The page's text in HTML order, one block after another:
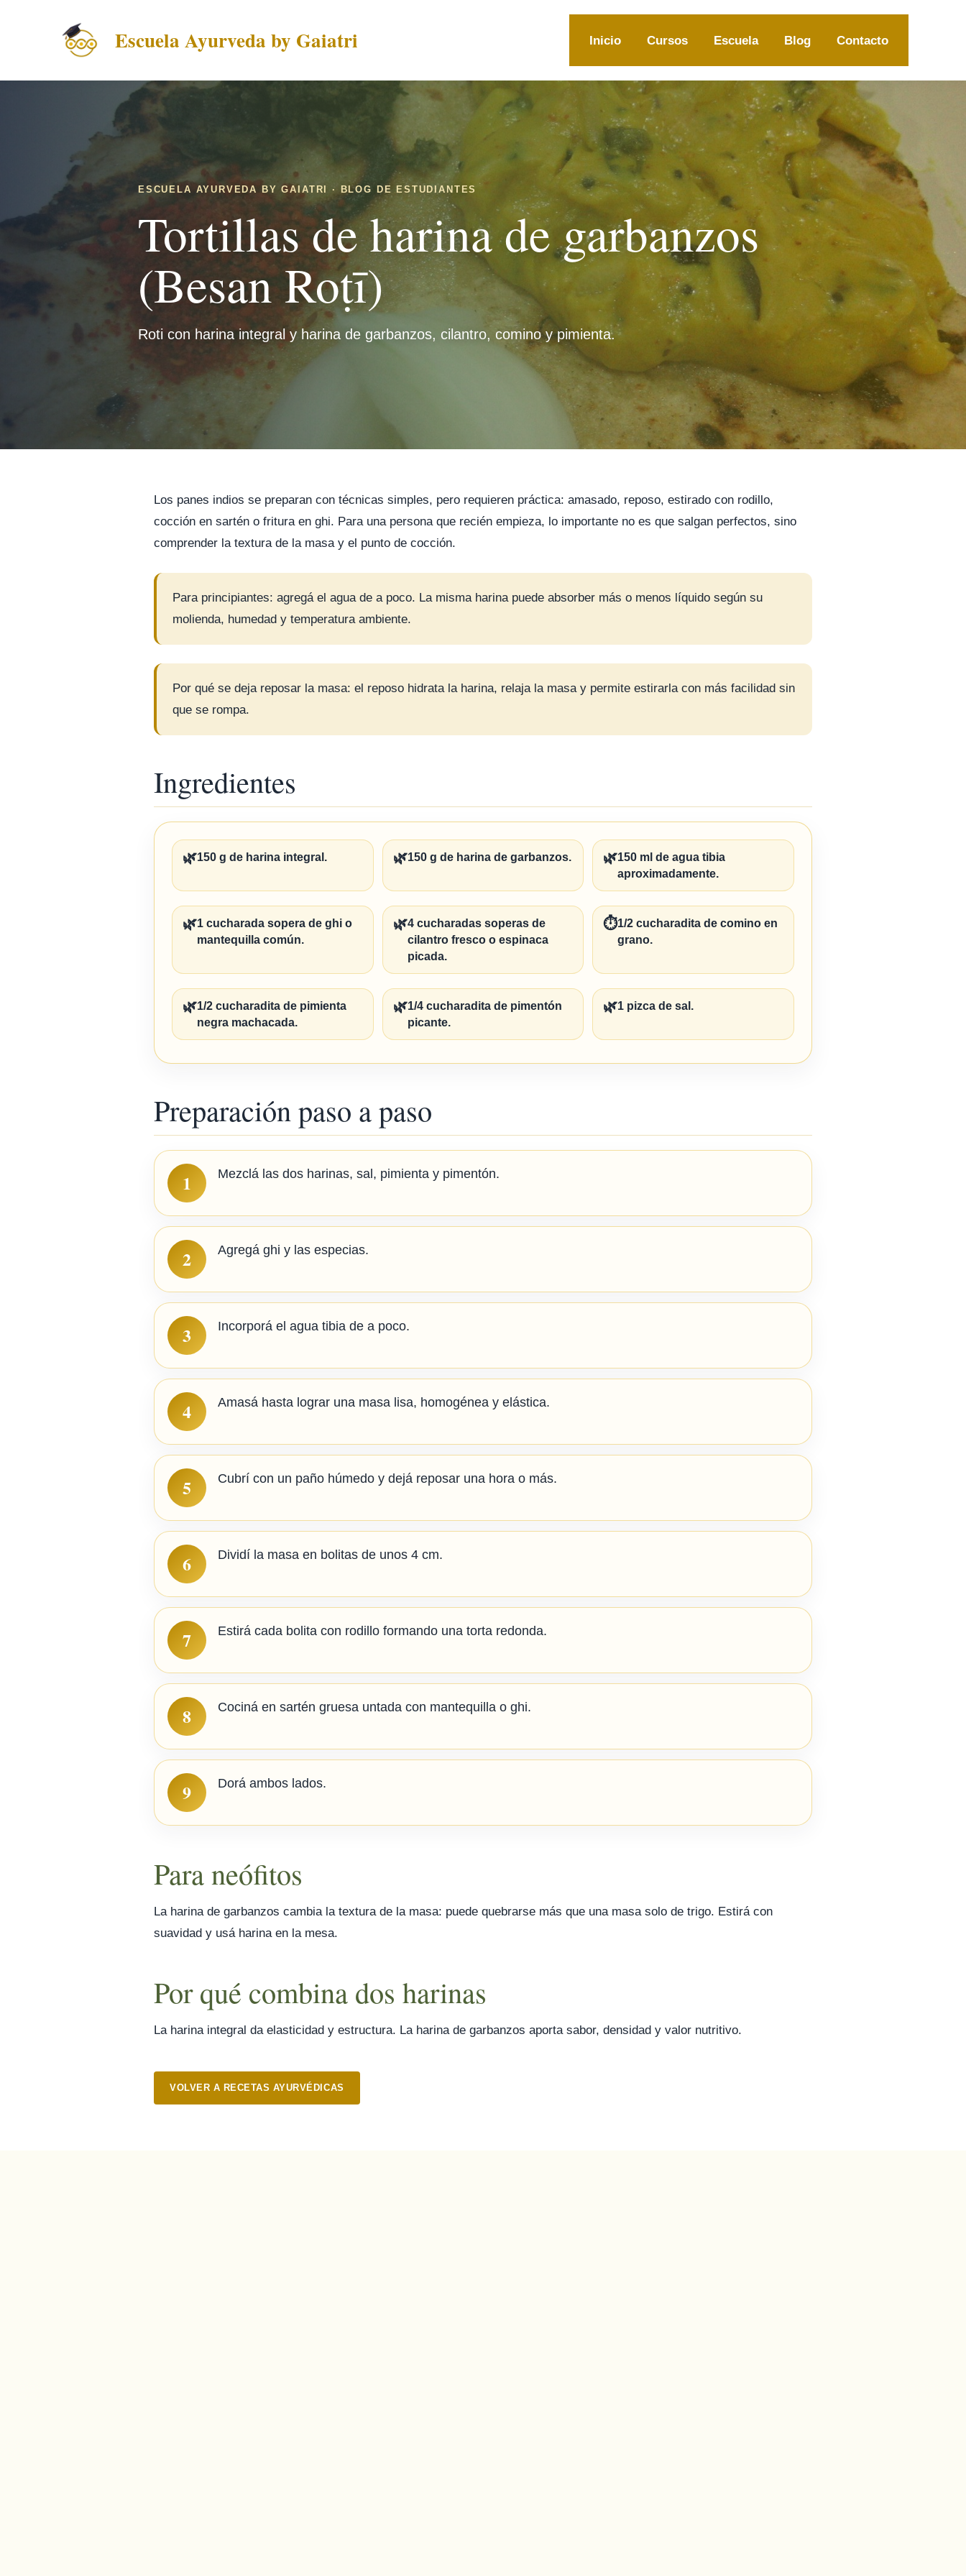
Escuela Ayurveda by Gaiatri Inicio Cursos Escuela Blog Contacto
ESCUELA AYURVEDA BY GAIATRI · BLOG DE ESTUDIANTES
Tortillas de harina de garbanzos
(Besan Roṭī)
Roti con harina integral y harina de garbanzos, cilantro, comino y pimienta.
Los panes indios se preparan con técnicas simples, pero requieren práctica: amasado, reposo, estirado con rodillo,
cocción en sartén o fritura en ghi. Para una persona que recién empieza, lo importante no es que salgan perfectos, sino
comprender la textura de la masa y el punto de cocción.
Para principiantes: agregá el agua de a poco. La misma harina puede absorber más o menos líquido según su
molienda, humedad y temperatura ambiente.
Por qué se deja reposar la masa: el reposo hidrata la harina, relaja la masa y permite estirarla con más facilidad sin
que se rompa.
Ingredientes
🌿150 g de harina integral. 🌿150 g de harina de garbanzos. 🌿150 ml de agua tibia
aproximadamente.
🌿1 cucharada sopera de ghi o
mantequilla común.
🌿4 cucharadas soperas de
cilantro fresco o espinaca
picada.
⏱️1/2 cucharadita de comino en
grano.
🌿1/2 cucharadita de pimienta
negra machacada.
🌿1/4 cucharadita de pimentón
picante.
🌿1 pizca de sal.
Preparación paso a paso
1 Mezclá las dos harinas, sal, pimienta y pimentón.
2 Agregá ghi y las especias.
3 Incorporá el agua tibia de a poco.
4 Amasá hasta lograr una masa lisa, homogénea y elástica.
5 Cubrí con un paño húmedo y dejá reposar una hora o más.
6 Dividí la masa en bolitas de unos 4 cm.
7 Estirá cada bolita con rodillo formando una torta redonda.
8 Cociná en sartén gruesa untada con mantequilla o ghi.
9 Dorá ambos lados.
Para neófitos
La harina de garbanzos cambia la textura de la masa: puede quebrarse más que una masa solo de trigo. Estirá con
suavidad y usá harina en la mesa.
Por qué combina dos harinas
La harina integral da elasticidad y estructura. La harina de garbanzos aporta sabor, densidad y valor nutritivo.
VOLVER A RECETAS AYURVÉDICAS